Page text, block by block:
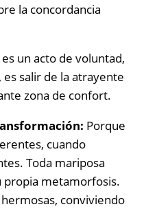
la concordancia
un acto de voluntad,
salir de la atrayente
zona de confort.
Porque
cuando
Toda mariposa
propia metamorfosis.
conviviendo